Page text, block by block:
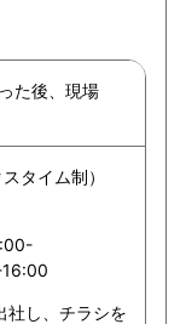
た後、現場
タイム制）
社し、チラシを